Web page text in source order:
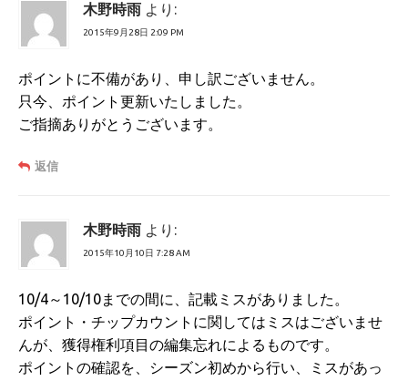
木野時雨 より:
2015年9月28日 2:09 PM
ポイントに不備があり、申し訳ございません。
只今、ポイント更新いたしました。
ご指摘ありがとうございます。
返信
木野時雨 より:
2015年10月10日 7:28 AM
10/4～10/10までの間に、記載ミスがありました。
ポイント・チップカウントに関してはミスはございませ
んが、獲得権利項目の編集忘れによるものです。
ポイントの確認を、シーズン初めから行い、ミスがあっ